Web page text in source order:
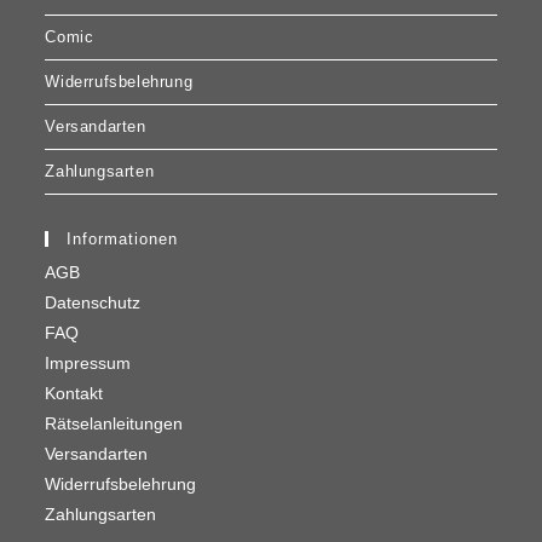
Comic
Widerrufsbelehrung
Versandarten
Zahlungsarten
Informationen
AGB
Datenschutz
FAQ
Impressum
Kontakt
Rätselanleitungen
Versandarten
Widerrufsbelehrung
Zahlungsarten